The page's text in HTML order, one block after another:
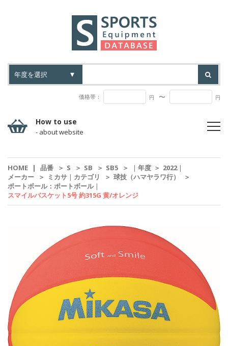
価格帯： 円 〜 円
How to use
- about website
HOME | 品番 ＞ S ＞ SB ＞ SB5 ＞ | 年度 ＞ 2022|
メーカー
＞ ミカサ | カテゴリ ＞ 球技（ハマヤラワ行）
＞
ポートボール：ポートボール|
スマイルバスケット5号 約315G 黄/オレンジ